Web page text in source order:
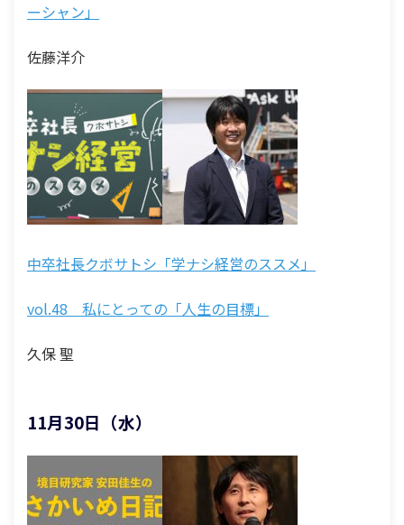
ーシャン」
佐藤洋介
中卒社長クボサトシ「学ナシ経営のススメ」
vol.48 私にとっての「人生の目標」
久保 聖
11月30日（水）